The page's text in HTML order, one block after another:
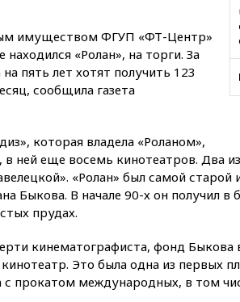
имуществом ФГУП «ФТ-Центр»
«Ролан», на торги. За
пять лет хотят получить 123
сообщила газета
которая владела «Роланом»,
в ней еще восемь кинотеатров. Два
«Ролан» был самой старой
Быкова. В начале 90-х он получил в
прудах.
кинематографиста, фонд Быкова
Это была одна из первых
с прокатом международных, в том